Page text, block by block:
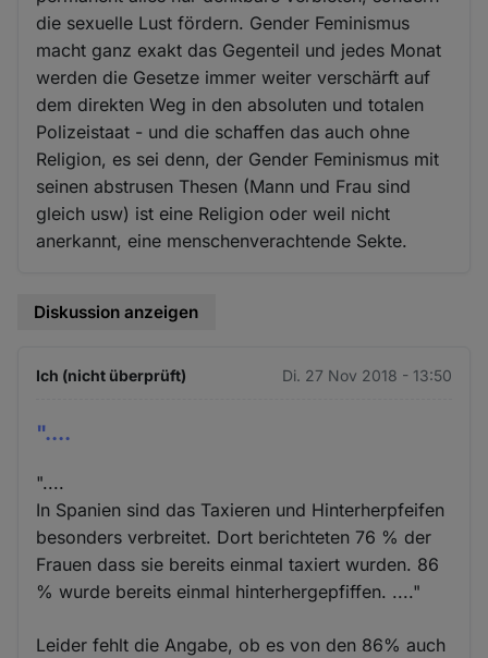
die sexuelle Lust fördern. Gender Feminismus
macht ganz exakt das Gegenteil und jedes Monat
werden die Gesetze immer weiter verschärft auf
dem direkten Weg in den absoluten und totalen
Polizeistaat - und die schaffen das auch ohne
Religion, es sei denn, der Gender Feminismus mit
seinen abstrusen Thesen (Mann und Frau sind
gleich usw) ist eine Religion oder weil nicht
anerkannt, eine menschenverachtende Sekte.
Diskussion anzeigen
Ich (nicht überprüft) Di. 27 Nov 2018 - 13:50
"....
"....
In Spanien sind das Taxieren und Hinterherpfeifen
besonders verbreitet. Dort berichteten 76 % der
Frauen dass sie bereits einmal taxiert wurden. 86
% wurde bereits einmal hinterhergepfiffen. ...."
Leider fehlt die Angabe, ob es von den 86% auch